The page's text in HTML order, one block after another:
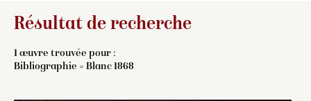
Résultat de recherche
1 œuvre trouvée pour :
Bibliographie = Blanc 1868